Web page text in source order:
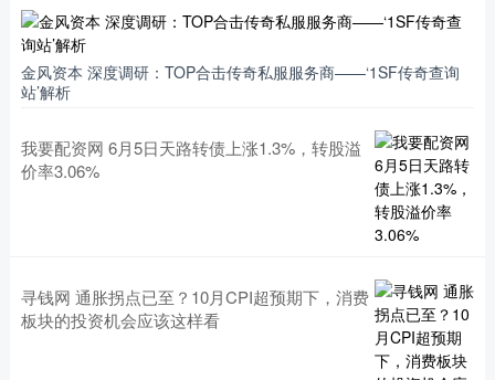
金风资本 深度调研：TOP合击传奇私服服务商——‘1SF传奇查询
站’解析
我要配资网 6月5日天路转债上涨1.3%，转股溢
价率3.06%
寻钱网 通胀拐点已至？10月CPI超预期下，消费
板块的投资机会应该这样看